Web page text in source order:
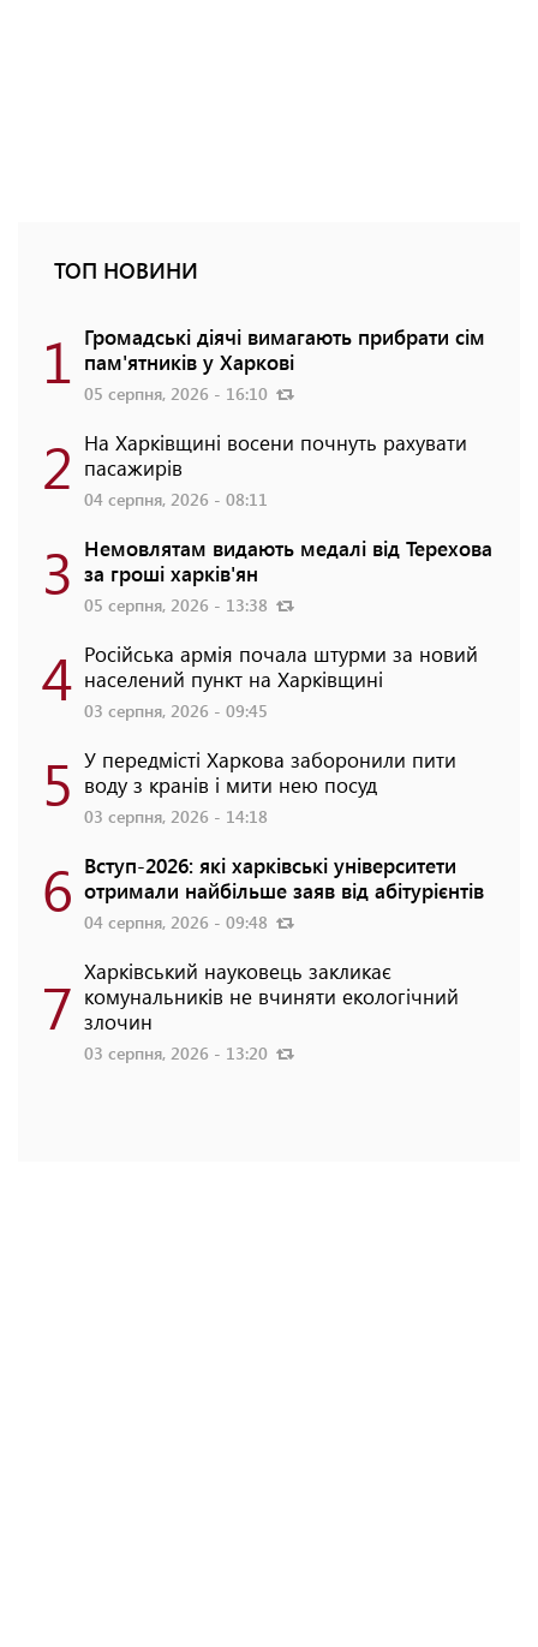
ТОП НОВИНИ
1 Громадські діячі вимагають прибрати сім
пам'ятників у Харкові
05 серпня, 2026 - 16:10
2 На Харківщині восени почнуть рахувати
пасажирів
04 серпня, 2026 - 08:11
3 Немовлятам видають медалі від Терехова
за гроші харків'ян
05 серпня, 2026 - 13:38
4 Російська армія почала штурми за новий
населений пункт на Харківщині
03 серпня, 2026 - 09:45
5 У передмісті Харкова заборонили пити
воду з кранів і мити нею посуд
03 серпня, 2026 - 14:18
6 Вступ-2026: які харківські університети
отримали найбільше заяв від абітурієнтів
04 серпня, 2026 - 09:48
7 Харківський науковець закликає
комунальників не вчиняти екологічний
злочин
03 серпня, 2026 - 13:20